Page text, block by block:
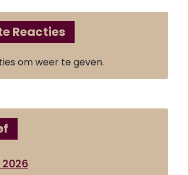
Reacties
om weer te geven.